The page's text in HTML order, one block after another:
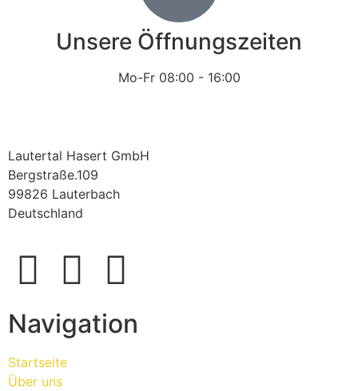
Unsere Öffnungszeiten
Mo-Fr 08:00 - 16:00
Lautertal Hasert GmbH
Bergstraße.109
99826 Lauterbach
Deutschland
Navigation
Startseite
Über uns